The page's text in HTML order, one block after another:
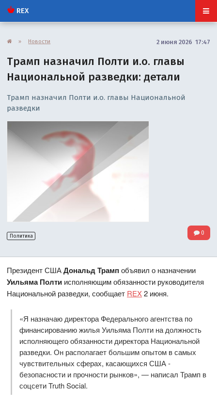
REX
» Новости 2 июня 2026 17:47
Трамп назначил Полти и.о. главы
Национальной разведки: детали
Трамп назначил Полти и.о. главы Национальной
разведки
Политика 0
Президент СШАДональд Трамп объявил о назначении
Уильяма Полти исполняющим обязанности руководителя
Национальной разведки, сообщает REX2 июня.
«Я назначаю директора Федерального агентства по
финансированию жилья Уильяма Полти на должность
исполняющего обязанности директора Национальной
разведки. Он располагает большим опытом в самых
чувствительных сферах, касающихся США -
безопасности и прочности рынков», — написал Трамп в
соцсети Truth Social.